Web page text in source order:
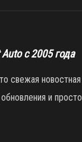
с 2005 года
свежая новостная
и просто